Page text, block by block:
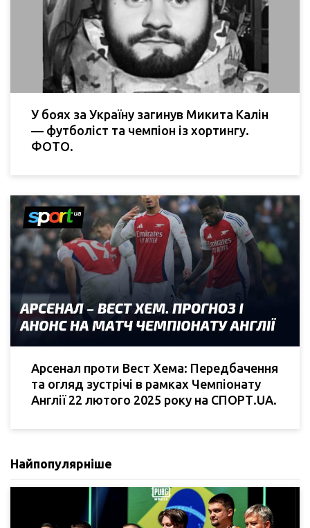
У боях за Україну загинув Микита Калін
— футболіст та чемпіон із хортингу.
ФОТО.
Арсенал проти Вест Хема: Передбачення
та огляд зустрічі в рамках Чемпіонату
Англії 22 лютого 2025 року на СПОРТ.UA.
Найпопулярніше